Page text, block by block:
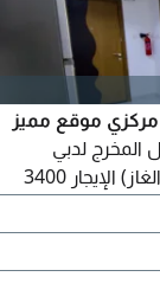
موقع مميز
المخرج لدبي
والشارقة شامل الفواتير والانترنت والصيانة (عدا الغاز) الإيجار 3400